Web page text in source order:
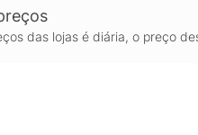
das lojas é diária, o preço